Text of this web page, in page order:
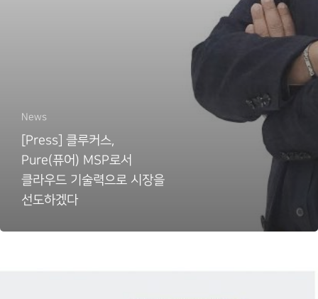
News
[Press] 클루커스,
Pure(퓨어) MSP로서
클라우드 기술력으로 시장을
선도하겠다